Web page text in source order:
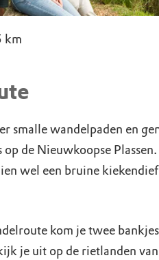
km
smalle wandelpaden en
de Nieuwkoopse Plassen.
wel een bruine
kom je twee
je uit op de rietlanden